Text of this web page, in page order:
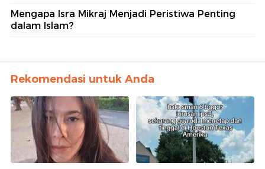
Mengapa Isra Mikraj Menjadi Peristiwa Penting
dalam Islam?
Rekomendasi untuk Anda